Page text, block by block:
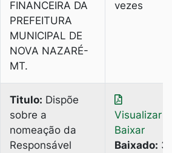
FINANCEIRA DA
PREFEITURA
MUNICIPAL DE
NOVA NAZARÉ-
MT.
vezes
Titulo: Dispõe
sobre a
nomeação da
Responsável
Visualizar
Baixar
Baixado: 3